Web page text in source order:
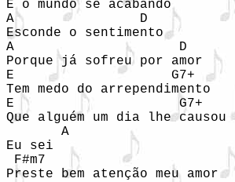
É o mundo se acabando
A                D
Esconde o sentimento
A                     D
Porque já sofreu por amor
E                    G7+
Tem medo do arrependimento
E                     G7+
Que alguém um dia lhe causou
       A
Eu sei
F#m7
Preste bem atenção meu amor